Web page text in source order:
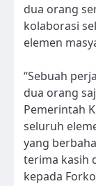
dua orang
kolaborasi
elemen
“Sebuah
dua orang
Pemerintah
seluruh
yang
terima kasih
kepada